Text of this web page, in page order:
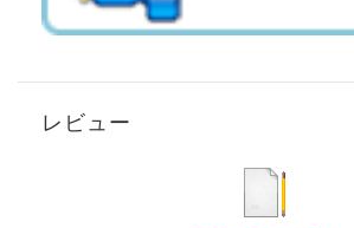
レビュー